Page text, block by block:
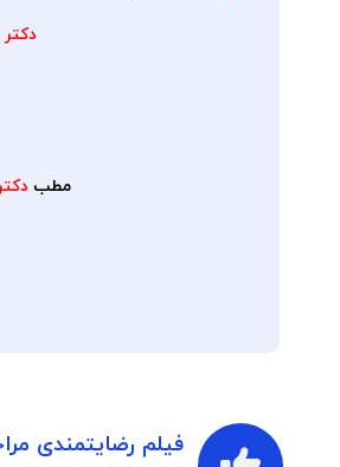
مطب
فیلم رضایتمندی